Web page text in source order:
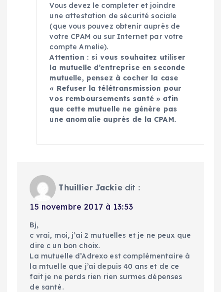
Vous devez le completer et joindre
une attestation de sécurité sociale
(que vous pouvez obtenir auprès de
votre CPAM ou sur Internet par votre
compte Amelie).
Attention : si vous souhaitez utiliser
la mutuelle d’entreprise en seconde
mutuelle, pensez à cocher la case
« Refuser la télétransmission pour
vos remboursements santé » afin
que cette mutuelle ne génère pas
une anomalie auprès de la CPAM.
Thuillier Jackie dit :
15 novembre 2017 à 13:53
Bj,
c vrai, moi, j’ai 2 mutuelles et je ne peux que
dire c un bon choix.
La mutuelle d’Adrexo est complémentaire à
la mtuelle que j’ai depuis 40 ans et de ce
fait je ne perds rien rien surmes dépenses
de santé.